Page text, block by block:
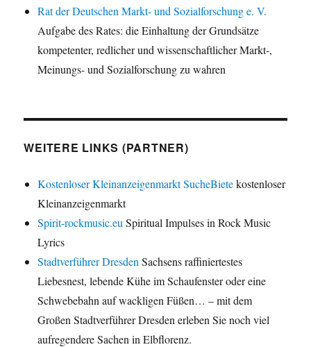
Rat der Deutschen Markt- und Sozialforschung e. V.
Aufgabe des Rates: die Einhaltung der Grundsätze
kompetenter, redlicher und wissenschaftlicher Markt-,
Meinungs- und Sozialforschung zu wahren
WEITERE LINKS (PARTNER)
Kostenloser Kleinanzeigenmarkt SucheBietekostenloser
Kleinanzeigenmarkt
Spirit-rockmusic.eu Spiritual Impulses in Rock Music
Lyrics
Stadtverführer Dresden Sachsens raffiniertestes
Liebesnest, lebende Kühe im Schaufenster oder eine
Schwebebahn auf wackligen Füßen… – mit dem
Großen Stadtverführer Dresden erleben Sie noch viel
aufregendere Sachen in Elbflorenz.